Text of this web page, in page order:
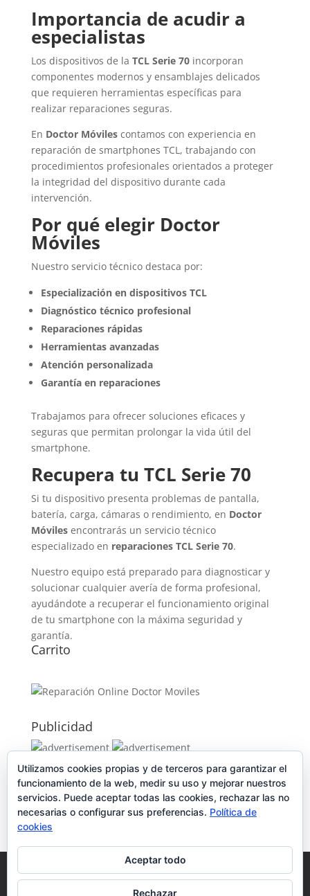
Importancia de acudir a
especialistas
Los dispositivos de la TCL Serie 70incorporan
componentes modernos y ensamblajes delicados
que requieren herramientas específicas para
realizar reparaciones seguras.
En Doctor Móvilescontamos con experiencia en
reparación de smartphones TCL, trabajando con
procedimientos profesionales orientados a proteger
la integridad del dispositivo durante cada
intervención.
Por qué elegir Doctor
Móviles
Nuestro servicio técnico destaca por:
Especialización en dispositivos TCL
Diagnóstico técnico profesional
Reparaciones rápidas
Herramientas avanzadas
Atención personalizada
Garantía en reparaciones
Trabajamos para ofrecer soluciones eficaces y
seguras que permitan prolongar la vida útil del
smartphone.
Recupera tu TCL Serie 70
Si tu dispositivo presenta problemas de pantalla,
batería, carga, cámaras o rendimiento, en Doctor
Móvilesencontrarás un servicio técnico
especializado en reparaciones TCL Serie 70.
Nuestro equipo está preparado para diagnosticar y
solucionar cualquier avería de forma profesional,
ayudándote a recuperar el funcionamiento original
de tu smartphone con la máxima seguridad y
garantía.
Carrito
Publicidad
Publicidad
Política de Cookies
Condiciones y Privacidad
Tienda
Utilizamos cookies propias y de terceros para garantizar el
funcionamiento de la web, medir su uso y mejorar nuestros
servicios. Puede aceptar todas las cookies, rechazar las no
necesarias o configurar sus preferencias. Política de
cookies
Aceptar todo
Rechazar